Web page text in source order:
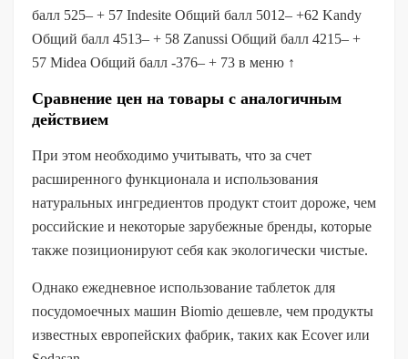
балл 525– + 57 Indesite Общий балл 5012– +62 Kandy
Общий балл 4513– + 58 Zanussi Общий балл 4215– +
57 Midea Общий балл -376– + 73 в меню ↑
Сравнение цен на товары с аналогичным
действием
При этом необходимо учитывать, что за счет
расширенного функционала и использования
натуральных ингредиентов продукт стоит дороже, чем
российские и некоторые зарубежные бренды, которые
также позиционируют себя как экологически чистые.
Однако ежедневное использование таблеток для
посудомоечных машин Biomio дешевле, чем продукты
известных европейских фабрик, таких как Ecover или